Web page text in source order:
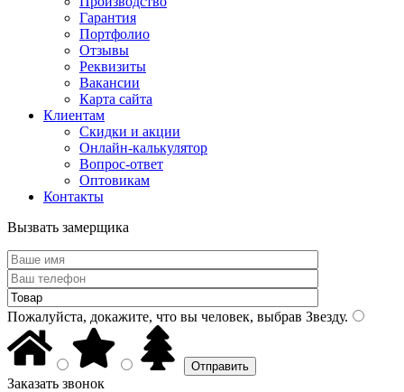
Гарантия
Портфолио
Отзывы
Реквизиты
Вакансии
Карта сайта
Клиентам
Скидки и акции
Онлайн-калькулятор
Вопрос-ответ
Оптовикам
Контакты
Вызвать замерщика
Пожалуйста, докажите, что вы человек, выбрав Звезду.
Заказать звонок